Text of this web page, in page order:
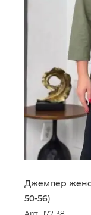
Джемпер
50-56)